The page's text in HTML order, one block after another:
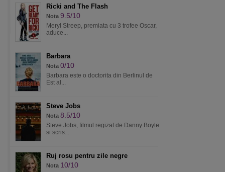
Ricki and The Flash
Nota 9.5/10
Meryl Streep, premiata cu 3 trofee Oscar,
aduce...
Barbara
Nota 0/10
Barbara este o doctorita din Berlinul de
Est al...
Steve Jobs
Nota 8.5/10
Steve Jobs, filmul regizat de Danny Boyle
si scris...
Ruj rosu pentru zile negre
Nota 10/10